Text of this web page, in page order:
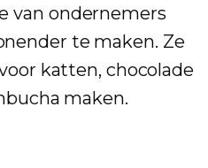
van ondernemers
te maken. Ze
katten, chocolade
maken.